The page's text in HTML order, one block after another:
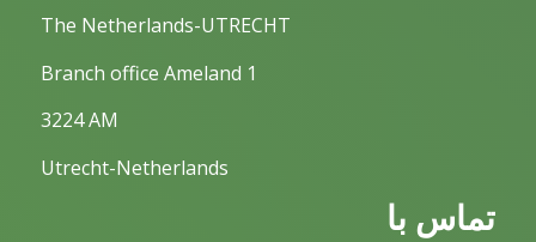
The Netherlands-UTRECHT
Branch office Ameland 1
3224 AM
Utrecht-Netherlands
تماس با